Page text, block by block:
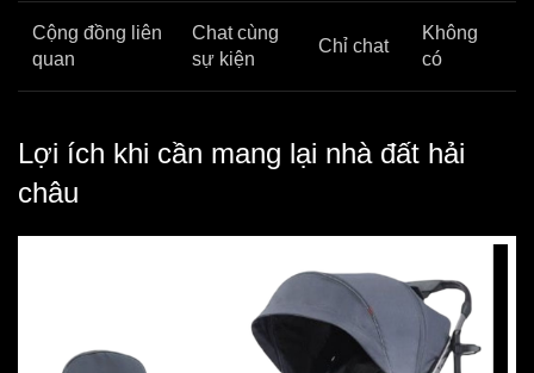
Cộng đồng liên
quan
Chat cùng
sự kiện
Chỉ chat
Không
có
Lợi ích khi cần mang lại nhà đất hải
châu